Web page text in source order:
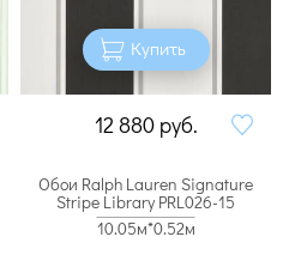
Купить
12 880 руб.
Обои Ralph Lauren Signature
Stripe Library PRL026-15
10.05м*0.52м